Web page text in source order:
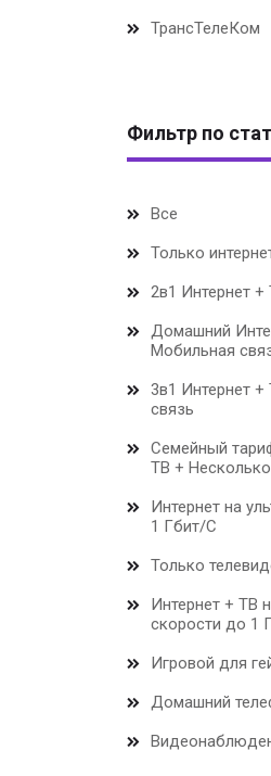
ТрансТелеКом
Фильтр по
Все
Только
2в1 Интернет +
Домашний
Мобильная
3в1 Интернет
связь
Семейный
ТВ +
Интернет на
1 Гбит/С
Только
Интернет + ТВ
скорости до 1
Игровой для
Домашний